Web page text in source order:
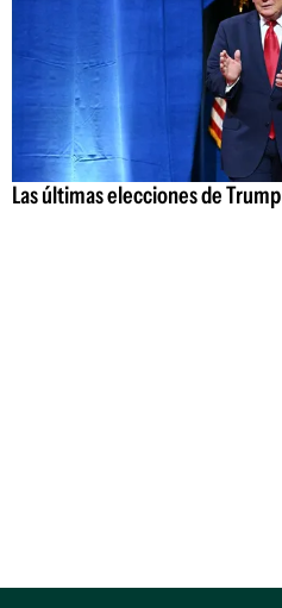
Las últimas elecciones de Trump